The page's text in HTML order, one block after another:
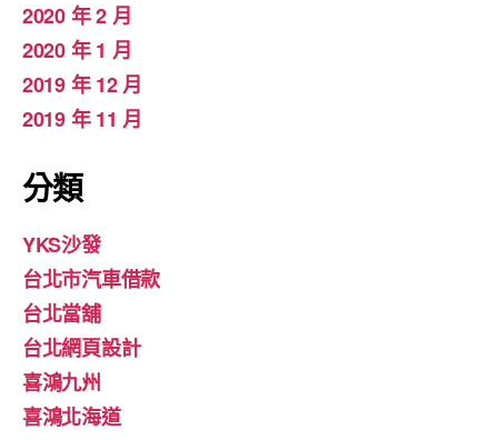
2020 年 2 月
2020 年 1 月
2019 年 12 月
2019 年 11 月
分類
YKS沙發
台北市汽車借款
台北當舖
台北網頁設計
喜鴻九州
喜鴻北海道